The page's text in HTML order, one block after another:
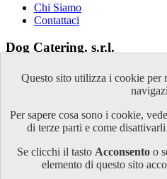
Chi Siamo
Contattaci
Dog Catering. s.r.l.
Via Don Milani 59/61
Contatti
TEL: 0363 976577
FAX: 0363 979518
Questo sito utilizza i cookie per
Per sapere cosa sono i cookie,
di terze parti e come
Se clicchi il tasto Acconsento o
elemento di questo sito